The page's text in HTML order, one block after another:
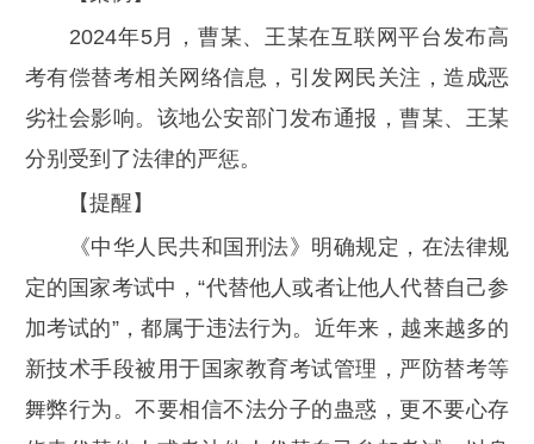
2024年5月，曹某、王某在互联网平台发布高
考有偿替考相关网络信息，引发网民关注，造成恶
劣社会影响。该地公安部门发布通报，曹某、王某
分别受到了法律的严惩。
【提醒】
《中华人民共和国刑法》明确规定，在法律规
定的国家考试中，“代替他人或者让他人代替自己参
加考试的”，都属于违法行为。近年来，越来越多的
新技术手段被用于国家教育考试管理，严防替考等
舞弊行为。不要相信不法分子的蛊惑，更不要心存